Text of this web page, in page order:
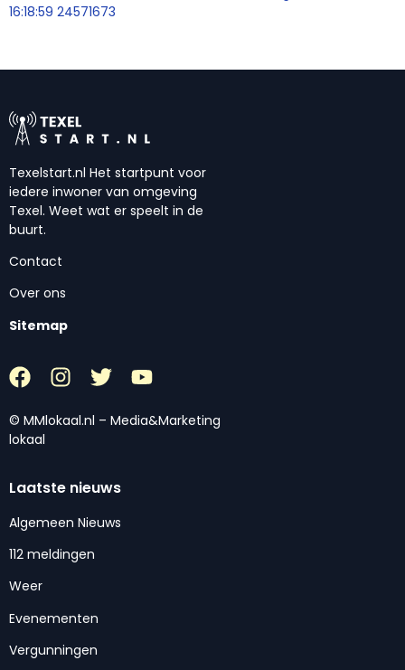
16:18:59 24571673
Texelstart.nl Het startpunt voor
iedere inwoner van omgeving
Texel. Weet wat er speelt in de
buurt.
Contact
Over ons
Sitemap
© MMlokaal.nl – Media&Marketing
lokaal
Laatste nieuws
Algemeen Nieuws
112 meldingen
Weer
Evenementen
Vergunningen